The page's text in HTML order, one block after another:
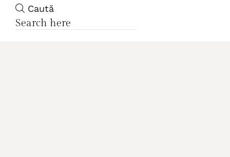
Caută